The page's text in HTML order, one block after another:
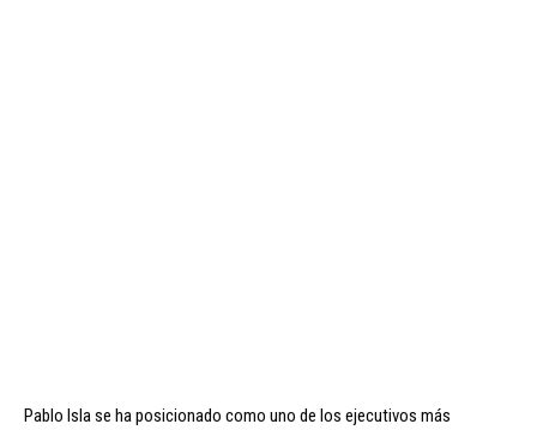
Pablo Isla se ha posicionado como uno de los ejecutivos más